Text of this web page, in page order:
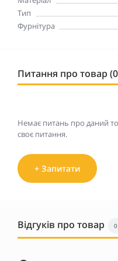
Тип
Фурнітура
Питання про товар
Немає питань про даний
своє питання.
+ Запитати
Відгуків про товар 0